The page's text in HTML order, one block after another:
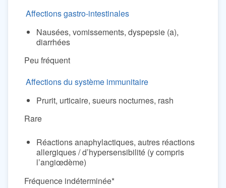
Affections gastro-intestinales
Nausées, vomissements, dyspepsie (a),
diarrhées
Peu fréquent
Affections du système immunitaire
Prurit, urticaire, sueurs nocturnes, rash
Rare
Réactions anaphylactiques, autres réactions
allergiques / d’hypersensibilité (y compris
l’angiœdème)
Fréquence indéterminée*